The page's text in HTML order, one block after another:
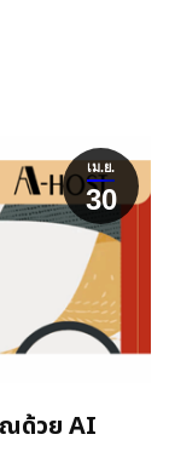
เม.ย.
30
ด้วย AI